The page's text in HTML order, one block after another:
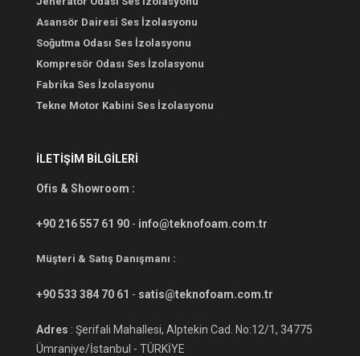
Asansör Dairesi Ses İzolasyonu
Soğutma Odası Ses İzolasyonu
Kompresör Odası Ses İzolasyonu
Fabrika Ses İzolasyonu
Tekne Motor Kabini Ses İzolasyonu
İLETİŞİM BİLGİLERİ
Ofis & Showroom :
+90 216 557 61 90 - info@teknofoam.com.tr
Müşteri & Satış Danışmanı :
+90 533 384 70 61 - satis@teknofoam.com.tr
Adres : Şerifali Mahallesi, Alptekin Cad. No:12/1, 34775
Ümraniye/İstanbul - TÜRKİYE